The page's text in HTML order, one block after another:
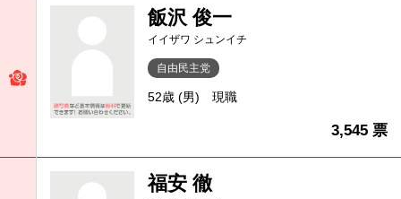
飯沢 俊一
イイザワ シュンイチ
自由民主党
52歳 (男) 現職
3,545 票
福安 徹